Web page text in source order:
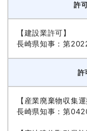
許
【建設業許可】
長崎県知事：第
許
【産業廃棄物収集運
長崎県知事：第